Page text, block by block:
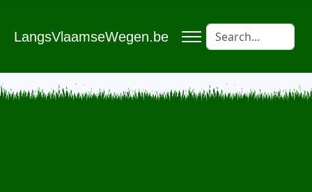
LangsVlaamseWegen.be